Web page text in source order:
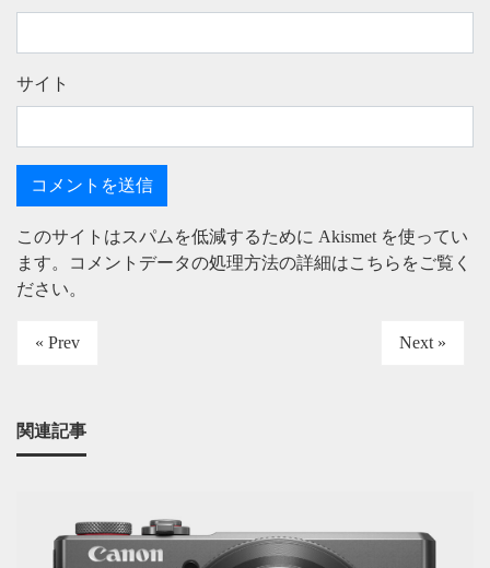
サイト
このサイトはスパムを低減するために Akismet を使ってい
ます。
コメントデータの処理方法の詳細はこちらをご覧く
ださい。
« Prev Next »
関連記事